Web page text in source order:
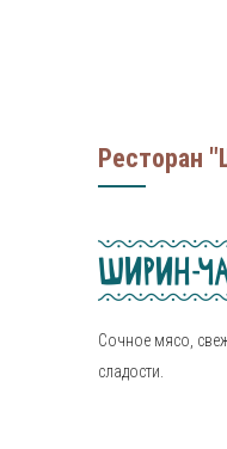
Ресторан
Сочное мясо,
сладости.